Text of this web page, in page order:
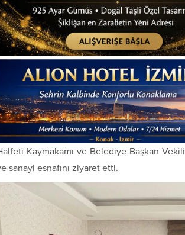
Kaymakamı ve Belediye Başkan Vekili
sanayi esnafını ziyaret etti.